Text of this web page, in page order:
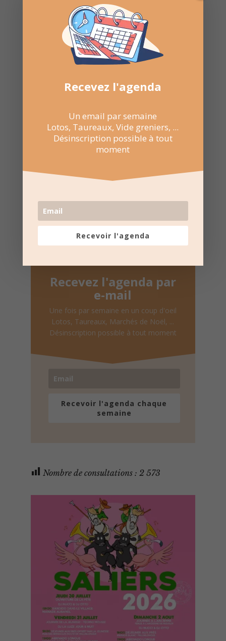
Envoyer par E-mail
 NE RATEZ
PROCHAINES
Suivez lapage Facebook
pour recevoir un résumé
une fois par semaine.
Recevez l'agenda par
e-mail
Une fois par semaine en un coup d'oeil
Lotos, Taureaux, Marchés de Noël, ...
Désinscription possible à tout moment
Recevoir l'agenda chaque
semaine
Nombre de consultations : 2 573
Recevez l'agenda
Un email par semaine
Lotos, Taureaux, Vide greniers, ...
Désinscription possible à tout
moment
Recevoir l'agenda